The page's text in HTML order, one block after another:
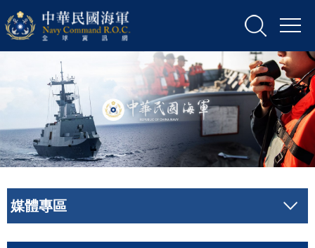
媒體專區